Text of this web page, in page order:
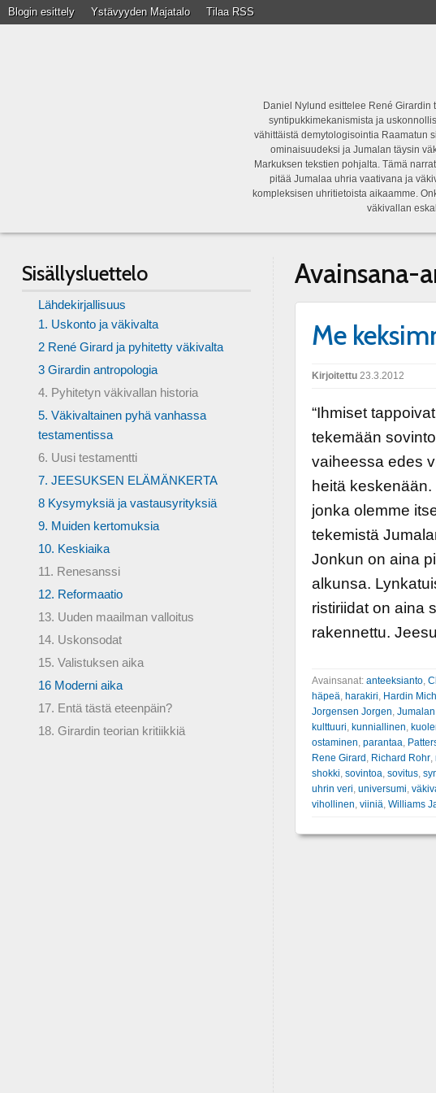
Blogin esittely Ystävyyden Majatalo Tilaa RSS
Daniel Nylund esittelee René
syntipukkimekanismista ja
vähittäistä demytologisointia Raamatun
ominaisuudeksi ja Jumalan täysin
Markuksen tekstien pohjalta. Tämä
pitää Jumalaa uhria vaativana ja
kompleksisen uhritietoista aikaamme.
väkivallan
Avainsana-
Me
Kirjoitettu23.3.2012
“Ihmiset
tekemään
vaiheessa edes
heitä
jonka olemme
tekemistä
Jonkun on aina
alkunsa.
ristiriidat on aina
rakennettu.
Avainsanat: anteeksianto,
häpeä harakiri Hardin
Jorgensen Jorgen
kulttuuri kunniallinen
ostaminen parantaa
Rene Girard Richard Rohr,
shokki sovintoa sovitus,
uhrin veri universumi
vihollinen viiniä Williams
Sisällysluettelo
Lähdekirjallisuus
1. Uskonto ja väkivalta
2 René Girard ja pyhitetty väkivalta
3 Girardin antropologia
4. Pyhitetyn väkivallan historia
5. Väkivaltainen pyhä vanhassa
testamentissa
6. Uusi testamentti
7. JEESUKSEN ELÄMÄNKERTA
8 Kysymyksiä ja vastausyrityksiä
9. Muiden kertomuksia
10. Keskiaika
11. Renesanssi
12. Reformaatio
13. Uuden maailman valloitus
14. Uskonsodat
15. Valistuksen aika
16 Moderni aika
17. Entä tästä eteenpäin?
18. Girardin teorian kritiikkiä